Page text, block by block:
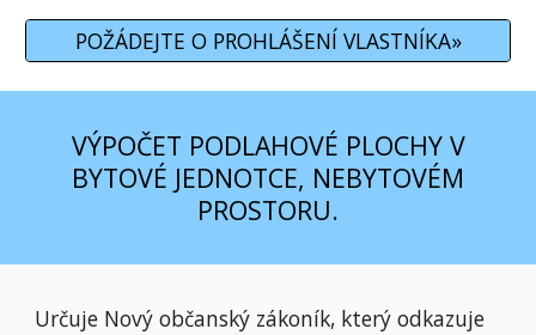
POŽÁDEJTE O PROHLÁŠENÍ VLASTNÍKA»
VÝPOČET PODLAHOVÉ PLOCHY V
BYTOVÉ JEDNOTCE, NEBYTOVÉM
PROSTORU.
Určuje Nový občanský zákoník, který odkazuje